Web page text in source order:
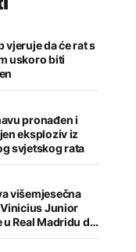
vjeruje da će rat s
uskoro biti
pronađen i
eksploziv iz
svjetskog rata
višemjesečna
Junior
u Real Madridu do
godine